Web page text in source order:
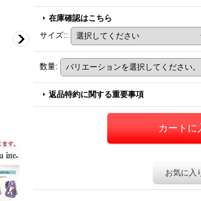
在庫確認はこちら
サイズ::
数量:
返品特約に関する重要事項
お気に入